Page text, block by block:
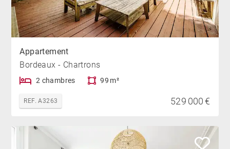
Appartement
Bordeaux - Chartrons
2 chambres 99 m²
REF. A3263 529 000 €